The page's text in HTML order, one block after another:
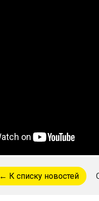
← К списку новостей